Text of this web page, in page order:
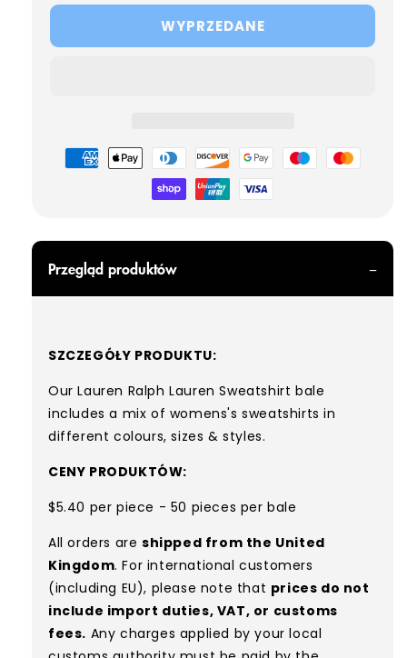
WYPRZEDANE
Metody
płatności
Przegląd produktów
SZCZEGÓŁY PRODUKTU:
Our Lauren Ralph Lauren Sweatshirt bale
includes a mix of womens's sweatshirts in
different colours, sizes & styles.
CENY PRODUKTÓW:
$5.40 per piece - 50 pieces per bale
All orders are shipped from the United
Kingdom. For international customers
(including EU), please note that prices do not
include import duties, VAT, or customs
fees. Any charges applied by your local